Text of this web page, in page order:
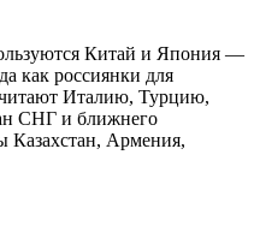
Китай и Япония —
как россиянки для
Италию, Турцию,
СНГ и ближнего
Казахстан, Армения,